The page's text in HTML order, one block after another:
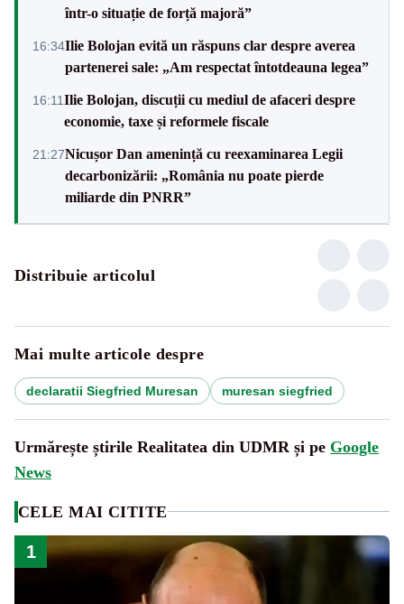
într-o situație de forță majoră”
16:34Ilie Bolojan evită un răspuns clar despre averea
partenerei sale: „Am respectat întotdeauna legea”
16:11Ilie Bolojan, discuții cu mediul de afaceri despre
economie, taxe și reformele fiscale
21:27Nicușor Dan amenință cu reexaminarea Legii
decarbonizării: „România nu poate pierde
miliarde din PNRR”
Distribuie articolul
Mai multe articole despre
declaratii Siegfried Muresan muresan siegfried
Urmărește știrile Realitatea din UDMR și pe Google
News
CELE MAI CITITE
1